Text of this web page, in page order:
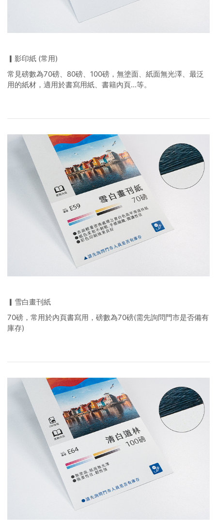
▎影印紙 (常用)
常見磅數為70磅、80磅、100磅，無塗面、紙面無光澤、最泛
用的紙材，適用於書寫用紙、書籍內頁...等。
▎雪白畫刊紙
70磅，常用於內頁書寫用，磅數為70磅(需先詢問門市是否備有
庫存)